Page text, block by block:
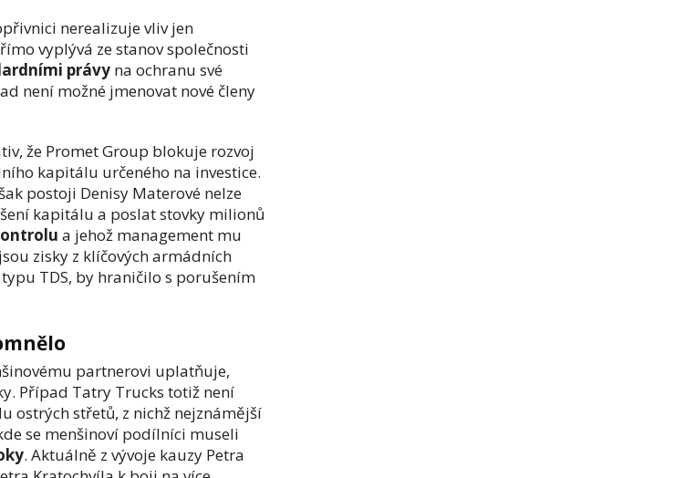
nerealizuje vliv jen
vyplývá ze stanov společnosti
právy na ochranu své
není možné jmenovat nové členy
že Promet Group blokuje rozvoj
kapitálu určeného na investice.
postoji Denisy Materové nelze
kapitálu a poslat stovky milionů
a jehož management mu
zisky z klíčových armádních
TDS, by hraničilo s porušením
partnerovi uplatňuje,
Případ Tatry Trucks totiž není
ostrých střetů, z nichž nejznámější
se menšinoví podílníci museli
. Aktuálně z vývoje kauzy Petra